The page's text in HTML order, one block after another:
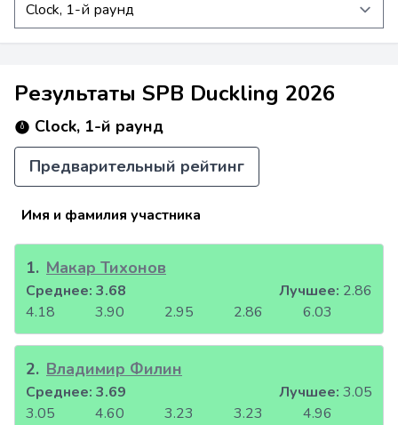
Результаты SPB Duckling 2026
Clock, 1-й раунд
Предварительный рейтинг
Имя и фамилия участника
1. Макар Тихонов
4.18 3.90 2.95 2.86 6.03
Среднее: 3.68 Лучшее: 2.86
2. Владимир Филин
3.05 4.60 3.23 3.23 4.96
Среднее: 3.69 Лучшее: 3.05